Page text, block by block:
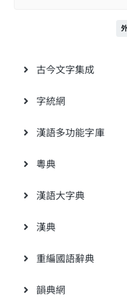
古今文字集成
字統網
漢語多功能字庫
粵典
漢語大字典
漢典
重編國語辭典
韻典網